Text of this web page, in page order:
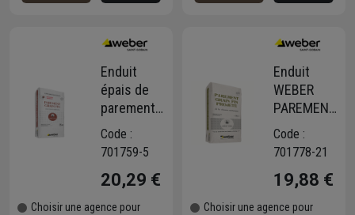
Enduit
épais de
parement
manuel à
chaux
Weber Cal
Code :
701759-5
20,29 €
Choisir une agence pour
Enduit
WEBER
PAREMENT
GRAIN FIN
PROJETÉ
Code :
701778-21
19,88 €
Choisir une agence pour